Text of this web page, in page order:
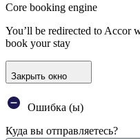
Core booking engine
You’ll be redirected to Accor
book your stay
Закрыть окно
Ошибка (ы)
Куда вы отправляетесь?